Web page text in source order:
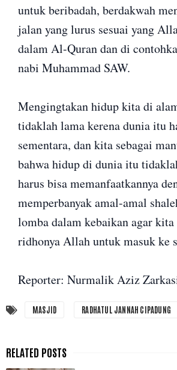
untuk beribadah, berdakwah
jalan yang lurus sesuai yang
dalam Al-Quran dan di
nabi Muhammad SAW.
Mengingtakan hidup kita di
tidaklah lama kerena dunia itu
sementara, dan kita sebagai
bahwa hidup di dunia itu
harus bisa memanfaatkannya
memperbanyak amal-amal
lomba dalam kebaikan agar kita
ridhonya Allah untuk masuk ke
Reporter: Nurmalik Aziz
MASJID RADHATUL JANNAH CIPADUNG